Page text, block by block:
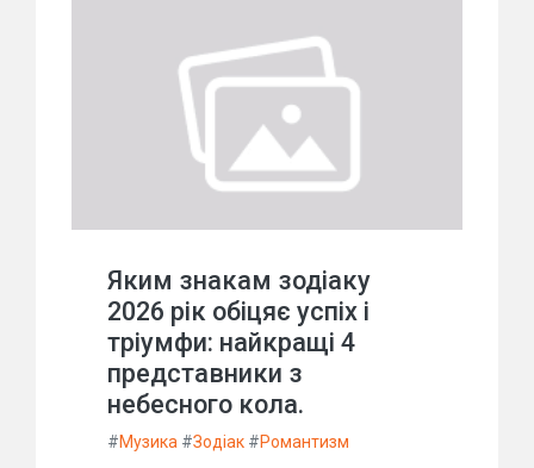
Яким знакам зодіаку
2026 рік обіцяє успіх і
тріумфи: найкращі 4
представники з
небесного кола.
#Музика #Зодіак #Романтизм